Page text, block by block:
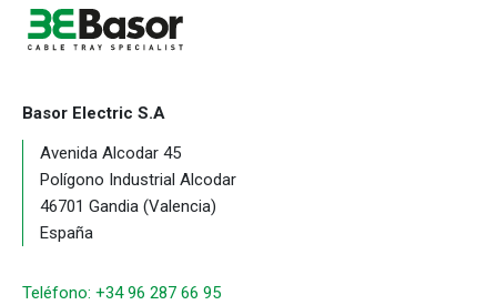
Basor Electric S.A
Avenida Alcodar 45
Polígono Industrial Alcodar
46701 Gandia (Valencia)
España
Teléfono: +34 96 287 66 95